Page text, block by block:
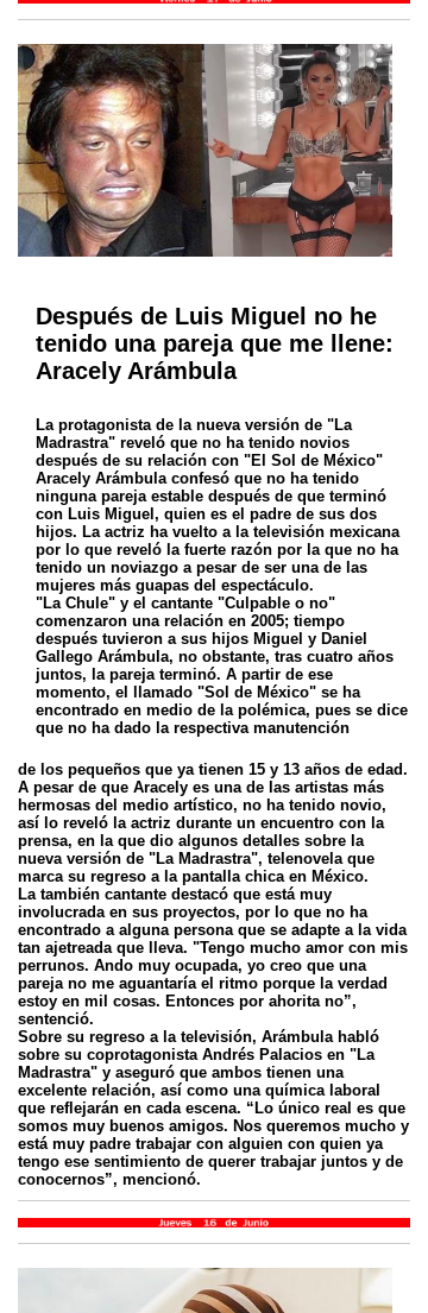
Después de Luis Miguel no he
tenido una pareja que me llene:
Aracely Arámbula
La protagonista de la nueva versión de "La
Madrastra" reveló que no ha tenido novios
después de su relación con "El Sol de México"
Aracely Arámbula confesó que no ha tenido
ninguna pareja estable después de que terminó
con Luis Miguel, quien es el padre de sus dos
hijos. La actriz ha vuelto a la televisión mexicana
por lo que reveló la fuerte razón por la que no ha
tenido un noviazgo a pesar de ser una de las
mujeres más guapas del espectáculo.
"La Chule" y el cantante "Culpable o no"
comenzaron una relación en 2005; tiempo
después tuvieron a sus hijos Miguel y Daniel
Gallego Arámbula, no obstante, tras cuatro años
juntos, la pareja terminó. A partir de ese
momento, el llamado "Sol de México" se ha
encontrado en medio de la polémica, pues se dice
que no ha dado la respectiva manutención
de los pequeños que ya tienen 15 y 13 años de edad.
A pesar de que Aracely es una de las artistas más
hermosas del medio artístico, no ha tenido novio,
así lo reveló la actriz durante un encuentro con la
prensa, en la que dio algunos detalles sobre la
nueva versión de "La Madrastra", telenovela que
marca su regreso a la pantalla chica en México.
La también cantante destacó que está muy
involucrada en sus proyectos, por lo que no ha
encontrado a alguna persona que se adapte a la vida
tan ajetreada que lleva. "Tengo mucho amor con mis
perrunos. Ando muy ocupada, yo creo que una
pareja no me aguantaría el ritmo porque la verdad
estoy en mil cosas. Entonces por ahorita no”,
sentenció.
Sobre su regreso a la televisión, Arámbula habló
sobre su coprotagonista Andrés Palacios en "La
Madrastra" y aseguró que ambos tienen una
excelente relación, así como una química laboral
que reflejarán en cada escena. “Lo único real es que
somos muy buenos amigos. Nos queremos mucho y
está muy padre trabajar con alguien con quien ya
tengo ese sentimiento de querer trabajar juntos y de
conocernos”, mencionó.